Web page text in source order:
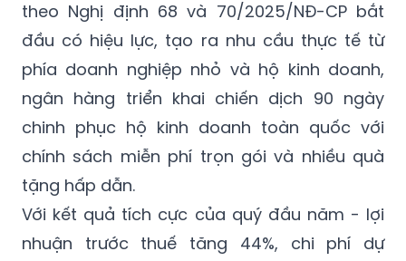
Ngay đầu quý 2, trong bối cảnh các quy
định mới về hóa đơn điện tử và kê khai thuế
theo Nghị định 68 và 70/2025/NĐ-CP bắt
đầu có hiệu lực, tạo ra nhu cầu thực tế từ
phía doanh nghiệp nhỏ và hộ kinh doanh,
ngân hàng triển khai chiến dịch 90 ngày
chinh phục hộ kinh doanh toàn quốc với
chính sách miễn phí trọn gói và nhiều quà
tặng hấp dẫn.